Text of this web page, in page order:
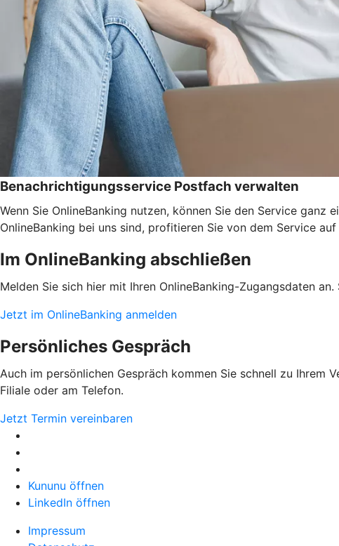
Benachrichtigungsservice Postfach verwalten
Wenn Sie OnlineBanking nutzen, können Sie den Service ganz
OnlineBanking bei uns sind, profitieren Sie von dem Service
Im OnlineBanking abschließen
Melden Sie sich hier mit Ihren OnlineBanking-Zugangsdaten
Jetzt im OnlineBanking anmelden
Persönliches Gespräch
Auch im persönlichen Gespräch kommen Sie schnell zu Ihrem
Filiale oder am Telefon.
Jetzt Termin vereinbaren
Kununu öffnen
LinkedIn öffnen
Impressum